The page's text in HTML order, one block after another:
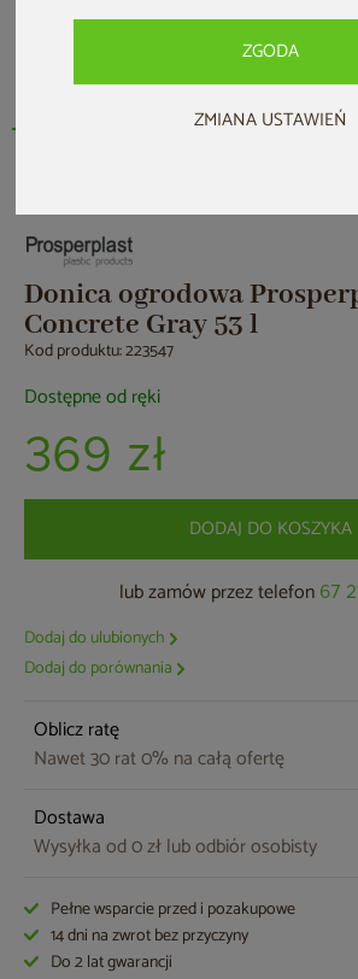
ZGODA
ZMIANA USTAWIEŃ
Donica ogrodowa
Concrete Gray 53 l
Kod produktu: 223547
Dostępne od ręki
369 zł
DODAJ DO KOSZYKA
lub zamów przez telefon 67
Dodaj do ulubionych
Dodaj do porównania
Oblicz ratę
Nawet 30 rat 0% na całą ofertę
Dostawa
Wysyłka od 0 zł lub odbiór osobisty
Pełne wsparcie przed i pozakupowe
14 dni na zwrot bez przyczyny
Do 2 lat gwarancji